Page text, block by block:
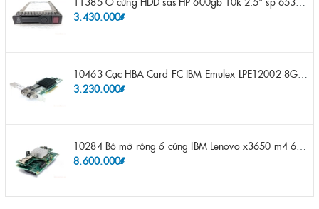
3.430.000₫
3.230.000₫
8.600.000₫